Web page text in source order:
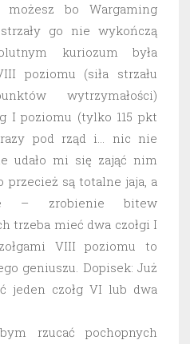
bo Wargaming
go nie wykończą
kuriozum była
poziomu (siła strzału
wytrzymałości)
I poziomu (tylko 115 pkt
pod rząd i… nic nie
udało mi się zająć nim
przecież są totalne jaja, a
– zrobienie bitew
trzeba mieć dwa czołgi I
VIII poziomu to
geniuszu. Dopisek: Już
czołg VI lub dwa
rzucać pochopnych